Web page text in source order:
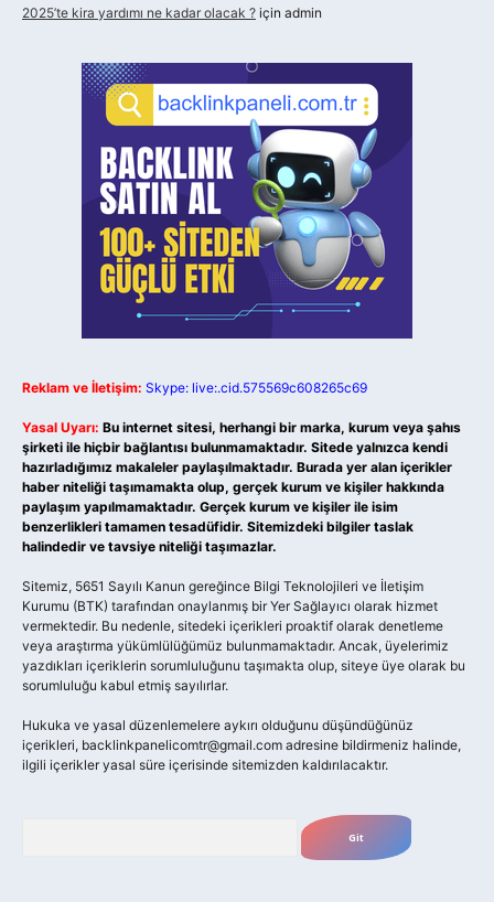
2025’te kira yardımı ne kadar olacak ? için admin
Reklam ve İletişim: Skype: live:.cid.575569c608265c69
Yasal Uyarı: Bu internet sitesi, herhangi bir marka, kurum veya şahıs
şirketi ile hiçbir bağlantısı bulunmamaktadır. Sitede yalnızca kendi
hazırladığımız makaleler paylaşılmaktadır. Burada yer alan içerikler
haber niteliği taşımamakta olup, gerçek kurum ve kişiler hakkında
paylaşım yapılmamaktadır. Gerçek kurum ve kişiler ile isim
benzerlikleri tamamen tesadüfidir. Sitemizdeki bilgiler taslak
halindedir ve tavsiye niteliği taşımazlar.
Sitemiz, 5651 Sayılı Kanun gereğince Bilgi Teknolojileri ve İletişim
Kurumu (BTK) tarafından onaylanmış bir Yer Sağlayıcı olarak hizmet
vermektedir. Bu nedenle, sitedeki içerikleri proaktif olarak denetleme
veya araştırma yükümlülüğümüz bulunmamaktadır. Ancak, üyelerimiz
yazdıkları içeriklerin sorumluluğunu taşımakta olup, siteye üye olarak bu
sorumluluğu kabul etmiş sayılırlar.
Hukuka ve yasal düzenlemelere aykırı olduğunu düşündüğünüz
içerikleri, backlinkpanelicomtr@gmail.com adresine bildirmeniz halinde,
ilgili içerikler yasal süre içerisinde sitemizden kaldırılacaktır.